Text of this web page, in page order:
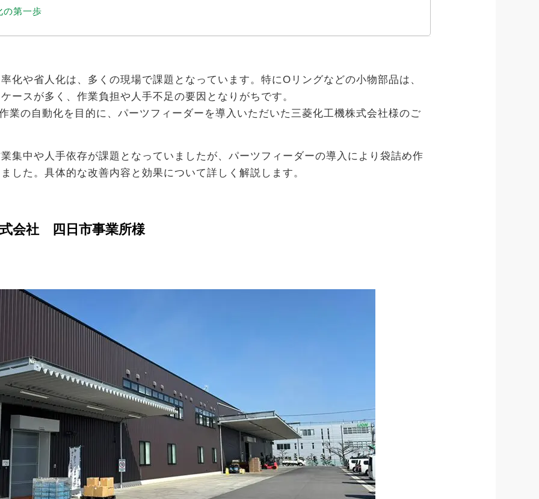
の第一歩
や省人化は、多くの現場で課題となっています。特にOリングなどの小物部品は、
ースが多く、作業負担や人手不足の要因となりがちです。
業の自動化を目的に、パーツフィーダーを導入いただいた三菱化工機株式会社様のご
集中や人手依存が課題となっていましたが、パーツフィーダーの導入により袋詰め作
した。具体的な改善内容と効果について詳しく解説します。
会社 四日市事業所様